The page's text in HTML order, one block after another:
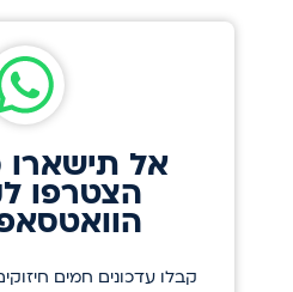
אל
הצטרפו
קבלו עדכונים חמים